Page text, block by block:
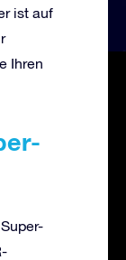
ist auf
Ihren